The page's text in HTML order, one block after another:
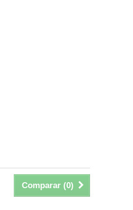
Comparar (0)